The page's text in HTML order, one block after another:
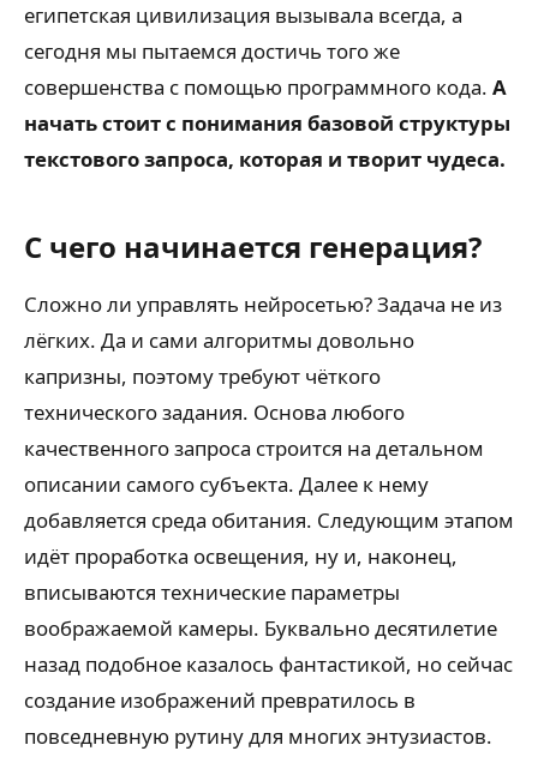
египетская цивилизация вызывала всегда, а
сегодня мы пытаемся достичь того же
совершенства с помощью программного кода. А
начать стоит с понимания базовой структуры
текстового запроса, которая и творит чудеса.
С чего начинается генерация?
Сложно ли управлять нейросетью? Задача не из
лёгких. Да и сами алгоритмы довольно
капризны, поэтому требуют чёткого
технического задания. Основа любого
качественного запроса строится на детальном
описании самого субъекта. Далее к нему
добавляется среда обитания. Следующим этапом
идёт проработка освещения, ну и, наконец,
вписываются технические параметры
воображаемой камеры. Буквально десятилетие
назад подобное казалось фантастикой, но сейчас
создание изображений превратилось в
повседневную рутину для многих энтузиастов.